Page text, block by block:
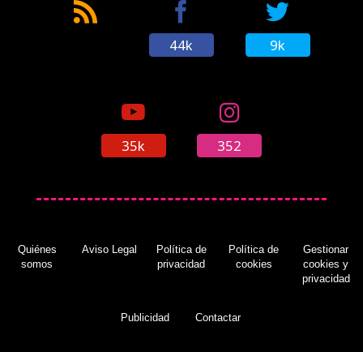
44k 9k
35k 352
Quiénes
somos
Aviso Legal
Política de
privacidad
Política de
cookies
Gestionar
cookies y
privacidad
Publicidad Contactar